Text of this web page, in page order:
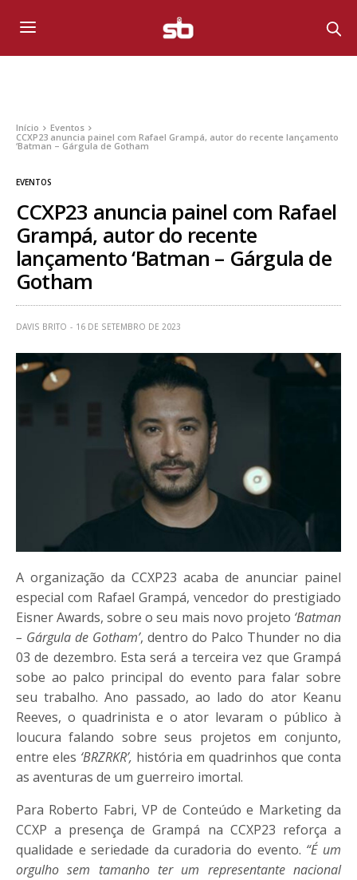
Início
Eventos
CCXP23 anuncia painel com Rafael Grampá, autor do recente lançamento
‘Batman – Gárgula de Gotham
EVENTOS
CCXP23 anuncia painel com Rafael
Grampá, autor do recente
lançamento ‘Batman – Gárgula de
Gotham
DAVIS BRITO 16 DE SETEMBRO DE 2023
A organização da CCXP23 acaba de anunciar painel
especial com Rafael Grampá, vencedor do prestigiado
Eisner Awards, sobre o seu mais novo projeto ‘Batman
– Gárgula de Gotham’, dentro do Palco Thunder no dia
03 de dezembro. Esta será a terceira vez que Grampá
sobe ao palco principal do evento para falar sobre
seu trabalho. Ano passado, ao lado do ator Keanu
Reeves, o quadrinista e o ator levaram o público à
loucura falando sobre seus projetos em conjunto,
entre eles ‘BRZRKR’, história em quadrinhos que conta
as aventuras de um guerreiro imortal.
Para Roberto Fabri, VP de Conteúdo e Marketing da
CCXP a presença de Grampá na CCXP23 reforça a
qualidade e seriedade da curadoria do evento. “É um
orgulho sem tamanho ter um representante nacional